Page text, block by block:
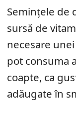
Semințele de
sursă de
necesare
pot consuma
coapte, ca
adăugate în